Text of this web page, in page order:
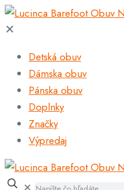
✕
Detská obuv
Dámska obuv
Pánska obuv
Doplnky
Značky
Výpredaj